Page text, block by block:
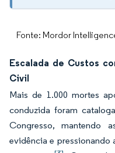
Fonte: Mordor
Escalada de Custos
Civil
Mais de 1.000 mortes
conduzida foram
Congresso, mantendo
evidência e pressionando